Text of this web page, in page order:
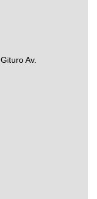
Av.